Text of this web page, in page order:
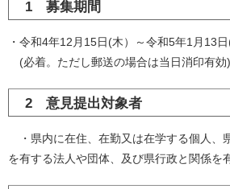
1 募集期間
・令和4年12月15日(木）～令和5年1月13日(
(必着。ただし郵送の場合は当日消印有効)
2 意見提出対象者
・県内に在住、在勤又は在学する個人、
を有する法人や団体、及び県行政と関係を